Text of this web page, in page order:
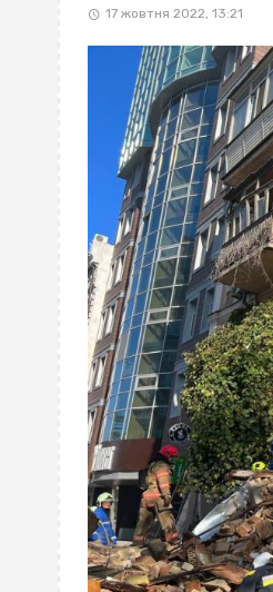
17 жовтня 2022, 13:21